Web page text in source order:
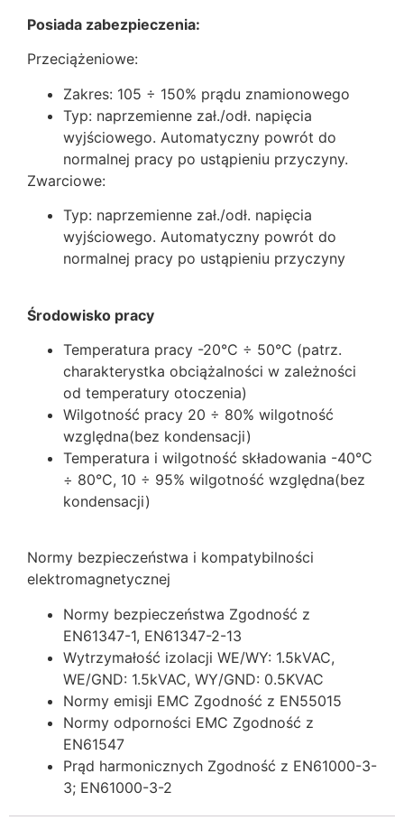
Posiada zabezpieczenia:
Przeciążeniowe:
Zakres: 105 ÷ 150% prądu znamionowego
Typ: naprzemienne zał./odł. napięcia
wyjściowego. Automatyczny powrót do
normalnej pracy po ustąpieniu przyczyny.
Zwarciowe:
Typ: naprzemienne zał./odł. napięcia
wyjściowego. Automatyczny powrót do
normalnej pracy po ustąpieniu przyczyny
Środowisko pracy
Temperatura pracy -20°C ÷ 50°C (patrz.
charakterystka obciążalności w zależności
od temperatury otoczenia)
Wilgotność pracy 20 ÷ 80% wilgotność
względna(bez kondensacji)
Temperatura i wilgotność składowania -40°C
÷ 80°C, 10 ÷ 95% wilgotność względna(bez
kondensacji)
Normy bezpieczeństwa i kompatybilności
elektromagnetycznej
Normy bezpieczeństwa Zgodność z
EN61347-1, EN61347-2-13
Wytrzymałość izolacji WE/WY: 1.5kVAC,
WE/GND: 1.5kVAC, WY/GND: 0.5KVAC
Normy emisji EMC Zgodność z EN55015
Normy odporności EMC Zgodność z
EN61547
Prąd harmonicznych Zgodność z EN61000-3-
3; EN61000-3-2